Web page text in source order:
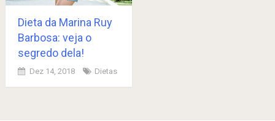
Dieta da Marina Ruy
Barbosa: veja o
segredo dela!
Dez 14, 2018 Dietas